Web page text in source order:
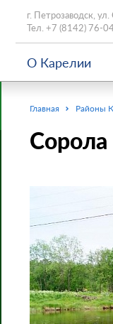
г. Петрозаводск,
Тел. +7 (8142) 76-
О Карелии
Главная Районы
Сорола